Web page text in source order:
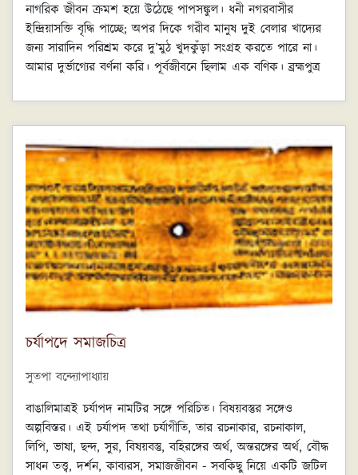
নাগরিক জীবন ক্রমশ হয়ে উঠেছে পাপসঙ্কুল। ধনী নগরবাসীর
ইন্দ্রিয়াসক্তি বৃদ্ধি পাচ্ছে; অপর দিকে গরীব মানুষ দুই বেলার খাদ্যের
জন্য সারাদিন পরিশ্রম করে দু’মুঠ খুদকুঁড়া সংগ্রহ করতে পারে না।
আমার দুর্ভাগ্যের বর্ণনা করি। পূর্বজীবনে ছিলাম এক বণিক। ব্রহ্মপুত্র
মূল্যবান পাথরের ব্যবসা। স্বর্ণকাররা আমার থেকে পাথর কিনে অলঙ্কার
তৈরি করত।
চর্যাপদে সমাজচিত্র
সুতপা বন্দ্যোপাধ্যায়
বাঙালিমাত্রই চর্যাপদ নামটির সঙ্গে পরিচিত। বিষয়বস্তুর সঙ্গেও
অল্পবিস্তর। এই চর্যাপদ তথা চর্যাগীতি, তার রচনাকার, রচনাকাল,
লিপি, ভাষা, ছন্দ, সুর, বিষয়বস্তু, বহিরঙ্গের অর্থ, অন্তরঙ্গের অর্থ, বৌদ্ধ
সাধন তত্ত্ব, দর্শন, কাব্যরস, সমাজজীবন - সবকিছু নিয়ে একটি জটিল